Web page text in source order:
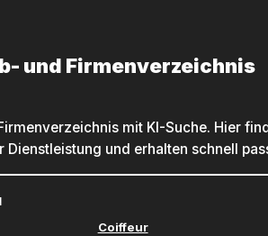
und Firmenverzeichnis
mit KI-Suche. Hier
Dienstleistung und erhalten schnell
Coiffeur